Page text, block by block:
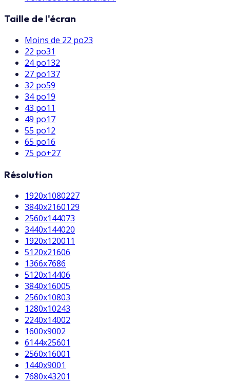
Taille de l'écran
Moins de 22 po23
22 po31
24 po132
27 po137
32 po59
34 po19
43 po11
49 po17
55 po12
65 po16
75 po+27
Résolution
1920x1080227
3840x2160129
2560x144073
3440x144020
1920x120011
5120x21606
1366x7686
5120x14406
3840x16005
2560x10803
1280x10243
2240x14002
1600x9002
6144x25601
2560x16001
1440x9001
7680x43201